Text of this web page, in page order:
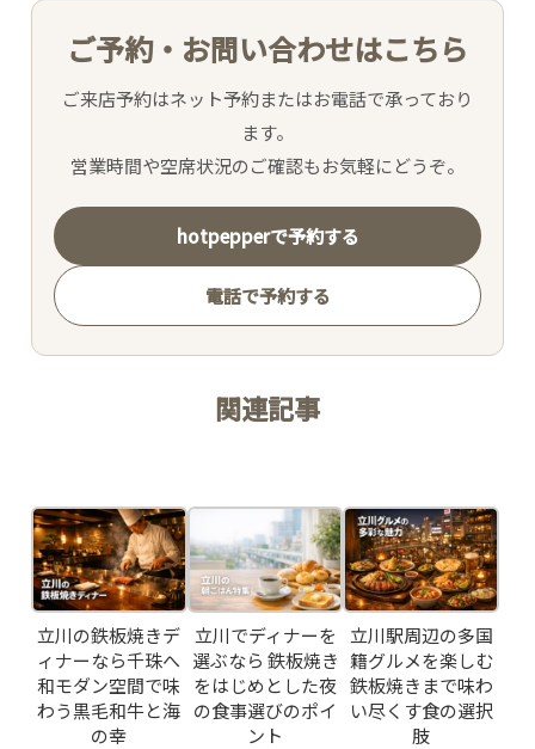
MENU
SNS
INTERIOR
NEWS
MOVIE
ACCESS /
RESERVATION
JP EN
ご予約・お問い合わせはこちら
ご来店予約はネット予約またはお電話で承っており
ます。
営業時間や空席状況のご確認もお気軽にどうぞ。
hotpepperで予約する
電話で予約する
関連記事
立川の鉄板焼きデ
ィナーなら千珠へ
和モダン空間で味
わう黒毛和牛と海
の幸
立川でディナーを
選ぶなら 鉄板焼き
をはじめとした夜
の食事選びのポイ
ント
立川駅周辺の多国
籍グルメを楽しむ
鉄板焼きまで味わ
い尽くす食の選択
肢